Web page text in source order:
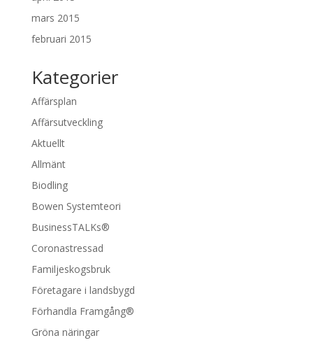
mars 2015
februari 2015
Kategorier
Affärsplan
Affärsutveckling
Aktuellt
Allmänt
Biodling
Bowen Systemteori
BusinessTALKs®
Coronastressad
Familjeskogsbruk
Företagare i landsbygd
Förhandla Framgång®
Gröna näringar